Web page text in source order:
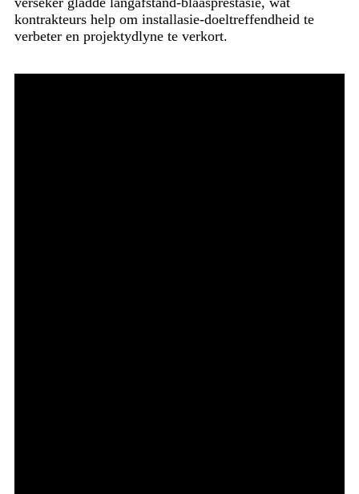
kontrakteurs help om installasie-doeltreffendheid te
verbeter en projektydlyne te verkort.